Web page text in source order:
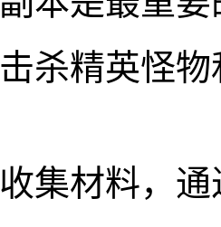
杀精英怪
集材料，